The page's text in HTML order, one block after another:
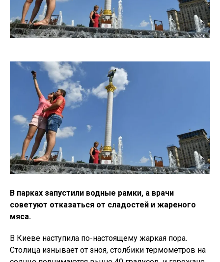
В парках запустили водные рамки, а врачи
советуют отказаться от сладостей и жареного
мяса.
В Киеве наступила по-настоящему жаркая пора.
Столица изнывает от зноя, столбики термометров на